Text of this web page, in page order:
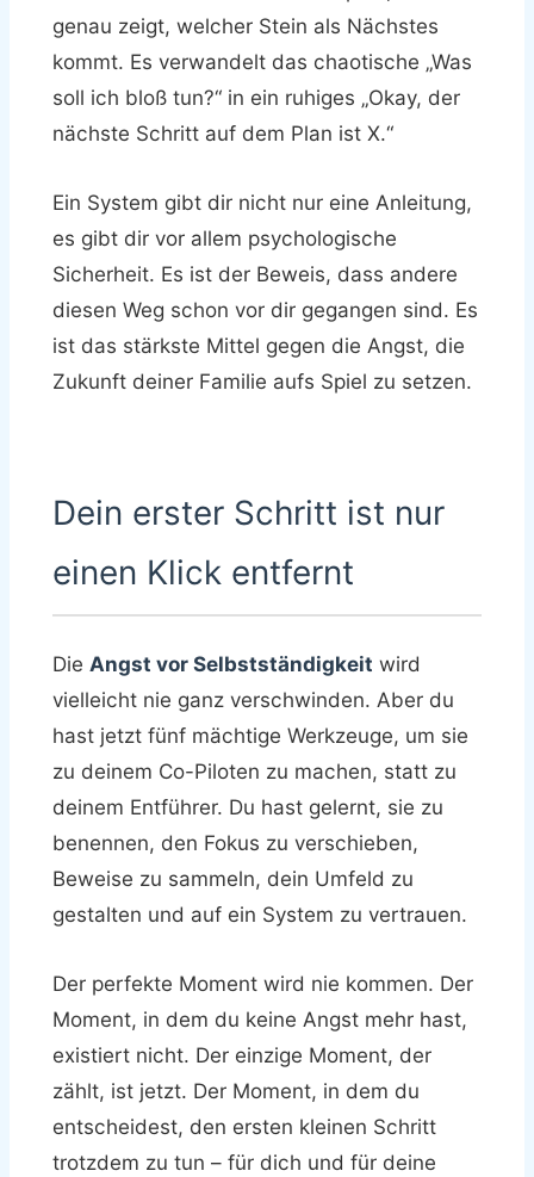
genau zeigt, welcher Stein als Nächstes
kommt. Es verwandelt das chaotische „Was
soll ich bloß tun?“ in ein ruhiges „Okay, der
nächste Schritt auf dem Plan ist X.“
Ein System gibt dir nicht nur eine Anleitung,
es gibt dir vor allem psychologische
Sicherheit. Es ist der Beweis, dass andere
diesen Weg schon vor dir gegangen sind. Es
ist das stärkste Mittel gegen die Angst, die
Zukunft deiner Familie aufs Spiel zu setzen.
Dein erster Schritt ist nur
einen Klick entfernt
Die Angst vor Selbstständigkeit wird
vielleicht nie ganz verschwinden. Aber du
hast jetzt fünf mächtige Werkzeuge, um sie
zu deinem Co-Piloten zu machen, statt zu
deinem Entführer. Du hast gelernt, sie zu
benennen, den Fokus zu verschieben,
Beweise zu sammeln, dein Umfeld zu
gestalten und auf ein System zu vertrauen.
Der perfekte Moment wird nie kommen. Der
Moment, in dem du keine Angst mehr hast,
existiert nicht. Der einzige Moment, der
zählt, ist jetzt. Der Moment, in dem du
entscheidest, den ersten kleinen Schritt
trotzdem zu tun – für dich und für deine